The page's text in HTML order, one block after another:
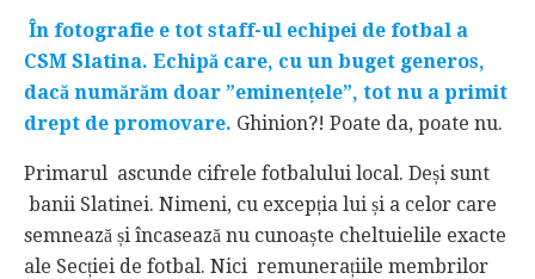
În fotografie e tot staff-ul echipei de fotbal a
CSM Slatina. Echipă care, cu un buget generos,
dacă numărăm doar ”eminențele”, tot nu a primit
drept de promovare. Ghinion?! Poate da, poate nu.
Primarul ascunde cifrele fotbalului local. Deși sunt
banii Slatinei. Nimeni, cu excepția lui și a celor care
semnează și încasează nu cunoaște cheltuielile exacte
ale Secției de fotbal. Nici remunerațiile membrilor